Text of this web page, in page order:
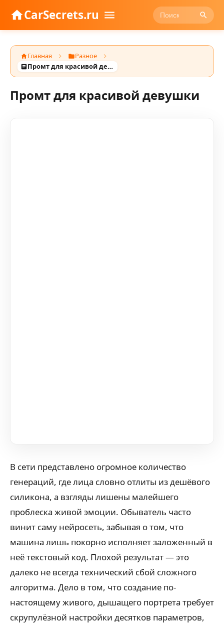
CarSecrets.ru
Главная
Разное
Промт для красивой девушки
Промт для красивой девушки
В сети представлено огромное количество
генераций, где лица словно отлиты из дешёвого
силикона, а взгляды лишены малейшего
проблеска живой эмоции. Обыватель часто
винит саму нейросеть, забывая о том, что
машина лишь покорно исполняет заложенный в
неё текстовый код. Плохой результат — это
далеко не всегда технический сбой сложного
алгоритма. Дело в том, что создание по-
настоящему живого, дышащего портрета требует
скрупулёзной настройки десятков параметров,